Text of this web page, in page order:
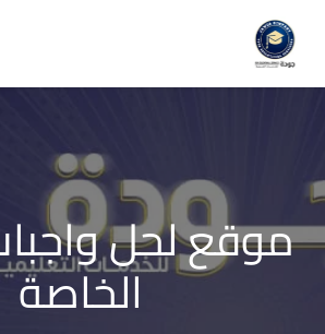
موقع لحل
الخاصة